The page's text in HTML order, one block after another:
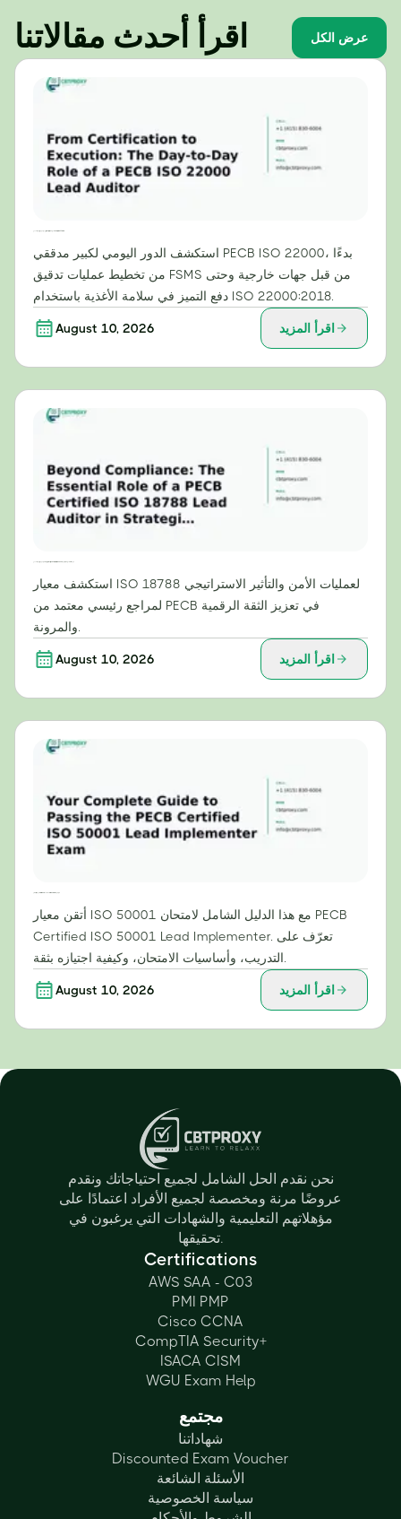
اقرأ أحدث مقالاتنا عرض الكل
استكشف الدور اليومي لكبير مدققي PECB ISO 22000، بدءًا
من تخطيط عمليات تدقيق FSMS من قبل جهات خارجية وحتى
دفع التميز في سلامة الأغذية باستخدام ISO 22000:2018.
August 10, 2026 اقرأ المزيد
استكشف معيار ISO 18788 لعمليات الأمن والتأثير الاستراتيجي
لمراجع رئيسي معتمد من PECB في تعزيز الثقة الرقمية
August 10, 2026 اقرأ المزيد
أتقن معيار ISO 50001 مع هذا الدليل الشامل لامتحان PECB
Certified ISO 50001 Lead Implementer. تعرّف على
August 10, 2026 اقرأ المزيد
نحن نقدم الحل الشامل لجميع احتياجاتك ونقدم
عروضًا مرنة ومخصصة لجميع الأفراد اعتمادًا على
مؤهلاتهم التعليمية والشهادات التي يرغبون في
تحقيقها.
Certifications
AWS SAA - C03
PMI PMP
Cisco CCNA
CompTIA Security+
ISACA CISM
WGU Exam Help
مجتمع
شهاداتنا
Discounted Exam Voucher
الأسئلة الشائعة
سياسة الخصوصية